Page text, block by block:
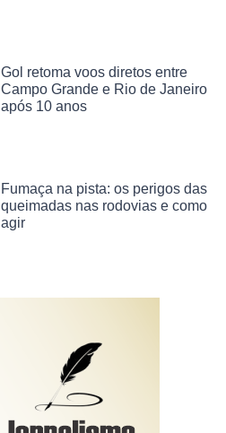
Gol retoma voos diretos entre
Campo Grande e Rio de Janeiro
após 10 anos
Fumaça na pista: os perigos das
queimadas nas rodovias e como
agir